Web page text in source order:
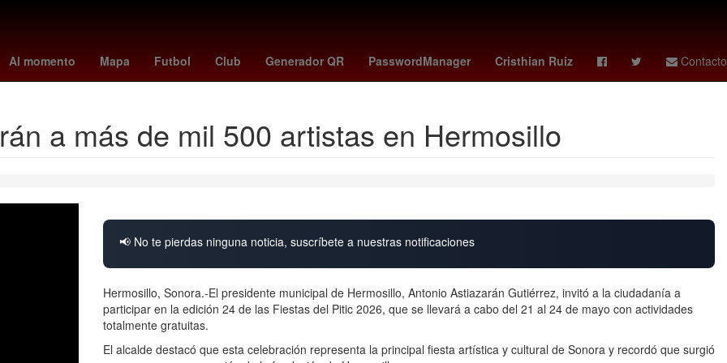
Al momento Mapa Futbol Club Generador QR PasswordManager Cristhian Ruiz Contacto
madrid Selección de baloncesto de Estados Unidos Gobierno Portugal LeBron James Nominación Grandes Ligas de Béisbol
a más de mil 500 artistas en Hermosillo
📢 No te pierdas ninguna noticia, suscríbete a nuestras notificaciones
Hermosillo, Sonora.-El presidente municipal de Hermosillo, Antonio Astiazarán Gutiérrez, invitó a la ciudadanía a
participar en la edición 24 de las Fiestas del Pitic 2026, que se llevará a cabo del 21 al 24 de mayo con actividades
totalmente gratuitas.
El alcalde destacó que esta celebración representa la principal fiesta artística y cultural de Sonora y recordó que surgió